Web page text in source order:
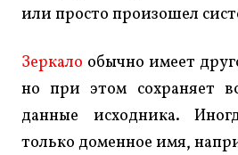
или просто произошел
Зеркало обычно имеет
но при этом сохраняет
данные исходника.
только доменное имя,